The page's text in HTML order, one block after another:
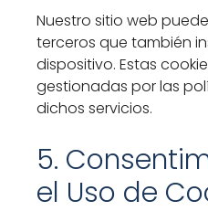
Nuestro sitio web
terceros que también
dispositivo. Estas
gestionadas por las
dichos servicios.
5.
el Uso de